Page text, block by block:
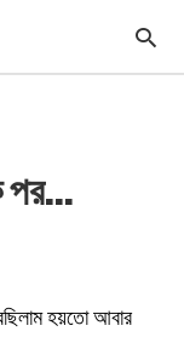
পর…
পর ,
আবার